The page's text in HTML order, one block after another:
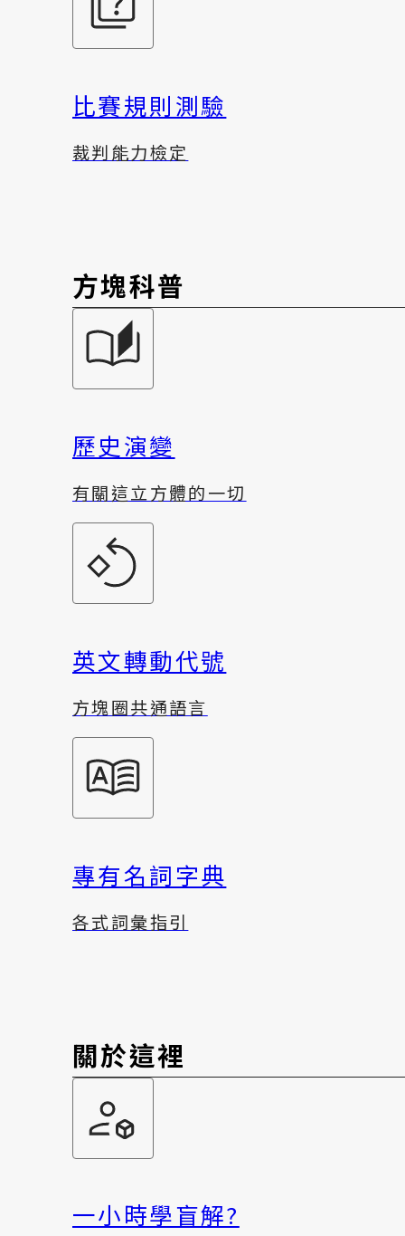
比賽規則測驗
裁判能力檢定
方塊科普
歷史演變
有關這立方體的一切
英文轉動代號
方塊圈共通語言
專有名詞字典
各式詞彙指引
關於這裡
一小時學盲解?